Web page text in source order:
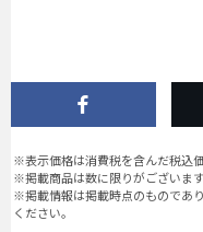
※表示価格は消費税を含んだ税込価
※掲載商品は数に限りがございま
※掲載情報は掲載時点のものであ
ください。